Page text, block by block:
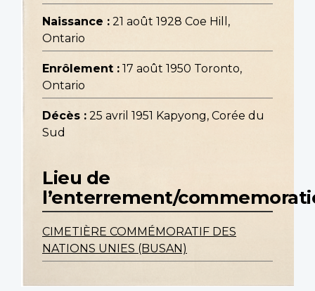
Naissance : 21 août 1928 Coe Hill,
Ontario
Enrôlement : 17 août 1950 Toronto,
Ontario
Décès : 25 avril 1951 Kapyong, Corée du
Sud
Lieu de
l’enterrement/
CIMETIÈRE COMMÉMORATIF DES
NATIONS UNIES (BUSAN)